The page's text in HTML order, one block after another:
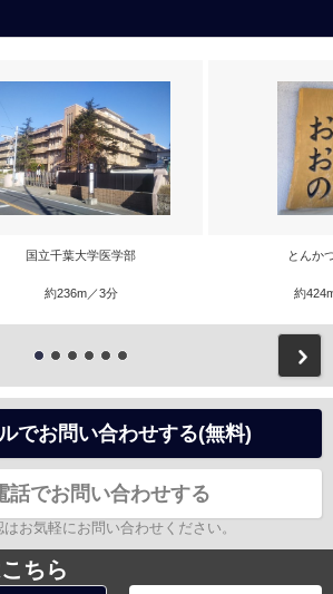
国立千葉大学医学部
約236m／3分
とんか
約
でお問い合わせする(無料)
話でお問い合わせする
お気軽にお問い合わせください。
ちら